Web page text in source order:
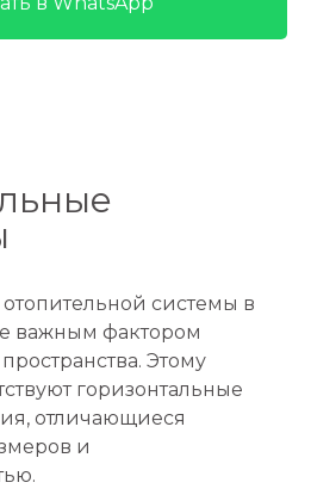
системы в
важным фактором
Этому
горизонтальные
отличающиеся
и